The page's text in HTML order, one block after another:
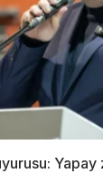
Yapay